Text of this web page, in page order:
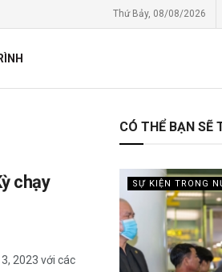
Thứ Bảy, 08/08/2026
chạy
2023 với các
CÓ THỂ BẠN SẼ
SỰ KIỆN TRONG